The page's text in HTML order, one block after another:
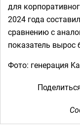
для
2024 года
сравнению с
показатель вырос
Фото: генерация